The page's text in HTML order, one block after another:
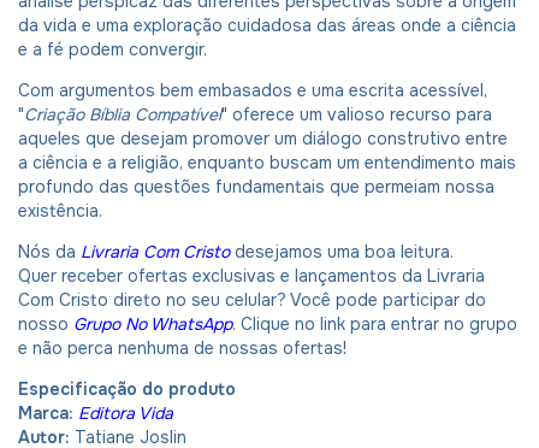
da vida e uma exploração cuidadosa das áreas onde a ciência
e a fé podem convergir.
Com argumentos bem embasados e uma escrita acessível,
"Criação Bíblia Compatível" oferece um valioso recurso para
aqueles que desejam promover um diálogo construtivo entre
a ciência e a religião, enquanto buscam um entendimento mais
profundo das questões fundamentais que permeiam nossa
existência.
Nós da Livraria Com Cristodesejamos uma boa leitura.
Quer receber ofertas exclusivas e lançamentos da Livraria
Com Cristo direto no seu celular? Você pode participar do
nosso Grupo No WhatsApp. Clique no link para entrar no grupo
e não perca nenhuma de nossas ofertas!
Especificação do produto
Marca: Editora Vida
Autor: Tatiane Joslin